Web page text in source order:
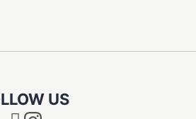
US
Instagram